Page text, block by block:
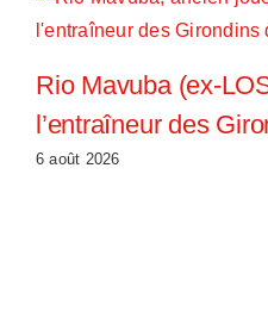
Rio Mavuba (ex-
l’entraîneur des
6 août 2026